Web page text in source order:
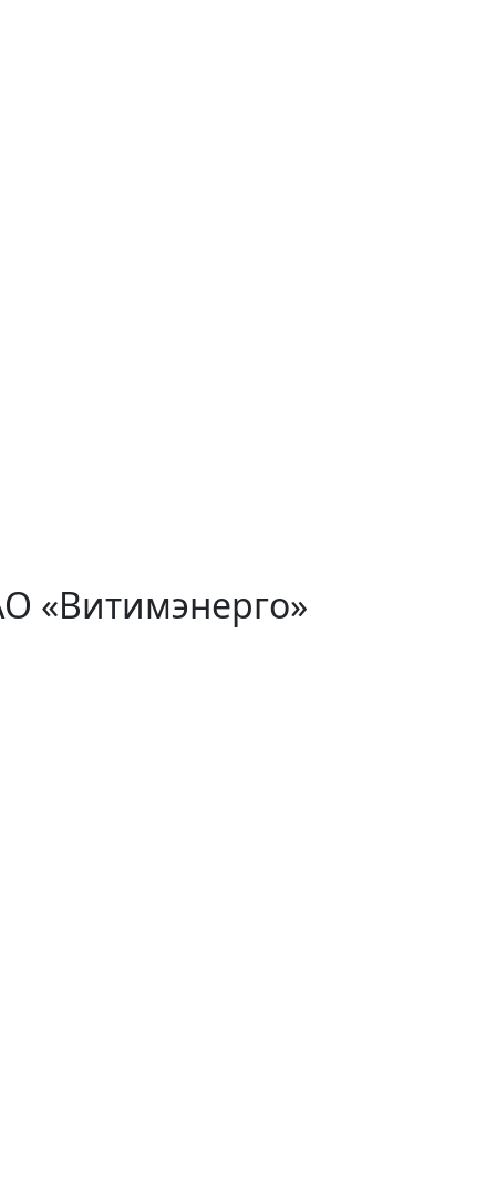
«Витимэнерго»